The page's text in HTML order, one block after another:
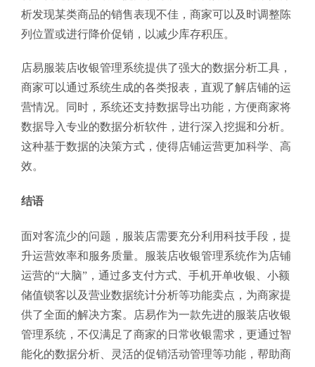
析发现某类商品的销售表现不佳，商家可以及时调整陈
列位置或进行降价促销，以减少库存积压。
店易服装店收银管理系统提供了强大的数据分析工具，
商家可以通过系统生成的各类报表，直观了解店铺的运
营情况。同时，系统还支持数据导出功能，方便商家将
数据导入专业的数据分析软件，进行深入挖掘和分析。
这种基于数据的决策方式，使得店铺运营更加科学、高
效。
结语
面对客流少的问题，服装店需要充分利用科技手段，提
升运营效率和服务质量。服装店收银管理系统作为店铺
运营的“大脑”，通过多支付方式、手机开单收银、小额
储值锁客以及营业数据统计分析等功能卖点，为商家提
供了全面的解决方案。店易作为一款先进的服装店收银
管理系统，不仅满足了商家的日常收银需求，更通过智
能化的数据分析、灵活的促销活动管理等功能，帮助商